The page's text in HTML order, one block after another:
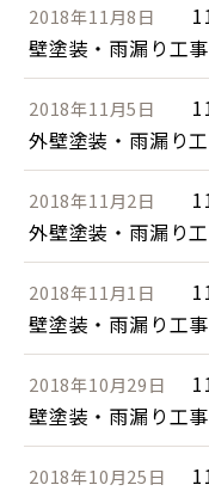
2018年11月8日
壁塗装・雨漏り工
2018年11月5日
外壁塗装・雨漏り
2018年11月2日
外壁塗装・雨漏り
2018年11月1日
壁塗装・雨漏り工
2018年10月29日
壁塗装・雨漏り工
2018年10月25日